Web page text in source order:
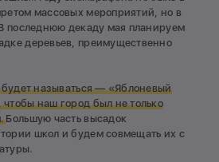
массовых мероприятий, но в
последнюю декаду мая планируем
деревьев, преимущественно
будет называться — «Яблоневый
наш город был не только
Большую часть высадок
школ и будем совмещать их с